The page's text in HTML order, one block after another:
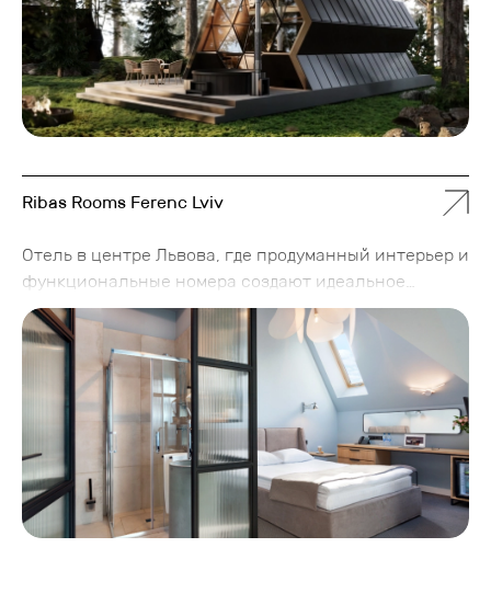
среди дикой красоты.
Ribas Rooms Ferenc Lviv
Отель в центре Львова, где продуманный интерьер и
функциональные номера создают идеальное
пространство для работы и отдыха. Здесь
креативная атмосфера сочетается с современным
дизайном, а каждая деталь продумана для
комфортного пребывания — будь то деловая поездка
или короткий отдых в городе.